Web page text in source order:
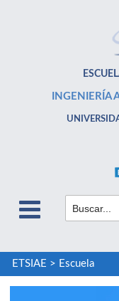
INGENIERÍA
ETSIAE > Escuela